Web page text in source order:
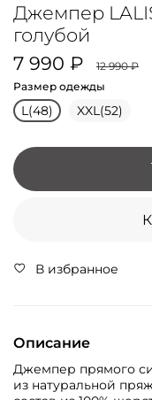
Джемпер
голубой
7 990 ₽
12 990 ₽
Размер одежды
L(48) XXL(52)
В избранное
Описание
Джемпер прямого
из натуральной